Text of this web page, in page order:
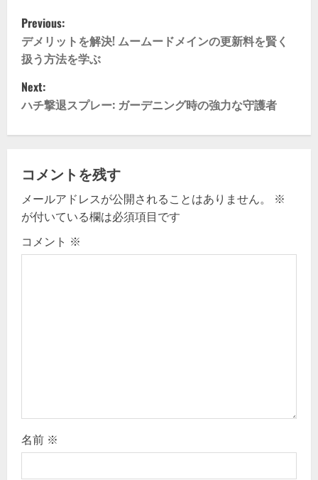
P
o
s
t
n
a
v
i
g
Previous:
デメリットを解決! ムームードメインの更新料を賢く
扱う方法を学ぶ
Next:
ハチ撃退スプレー: ガーデニング時の強力な守護者
コメントを残す
メールアドレスが公開されることはありません。
※
が付いている欄は必須項目です
コメント ※
名前 ※